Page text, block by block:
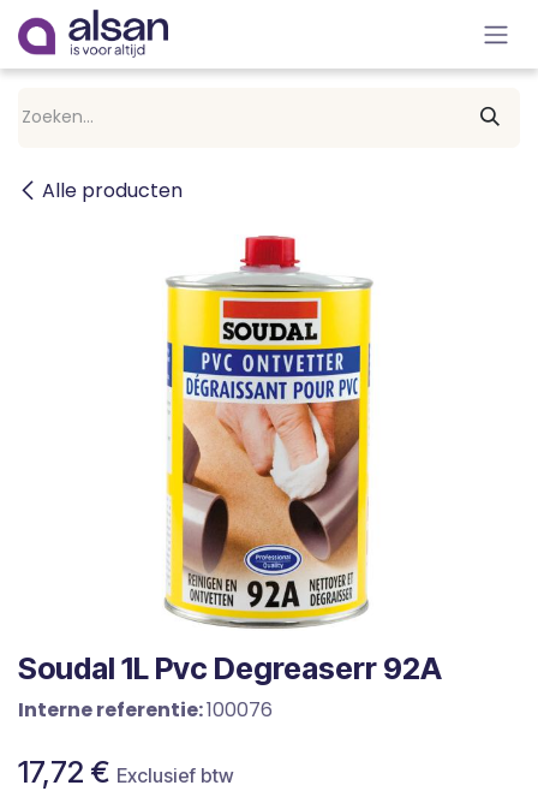
Overslaan naar inhoud
Alle producten
Soudal 1L Pvc Degreaserr 92A
Interne referentie:100076
17,72 € Exclusief btw